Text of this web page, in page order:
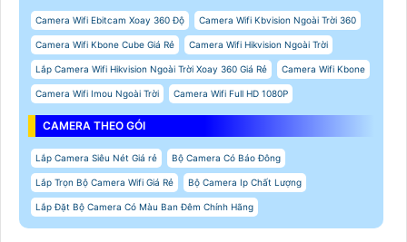
Camera Wifi Ebitcam Xoay 360 Độ Camera Wifi Kbvision Ngoài Trời 360
Camera Wifi Kbone Cube Giá Rẻ Camera Wifi Hikvision Ngoài Trời
Lắp Camera Wifi Hikvision Ngoài Trời Xoay 360 Giá Rẻ Camera Wifi Kbone
Camera Wifi Imou Ngoài Trời Camera Wifi Full HD 1080P
CAMERA THEO GÓI
Lắp Camera Siêu Nét Giá rẻ Bộ Camera Có Báo Đông
Lắp Trọn Bộ Camera Wifi Giá Rẻ Bộ Camera Ip Chất Lượng
Lắp Đặt Bộ Camera Có Màu Ban Đêm Chính Hãng